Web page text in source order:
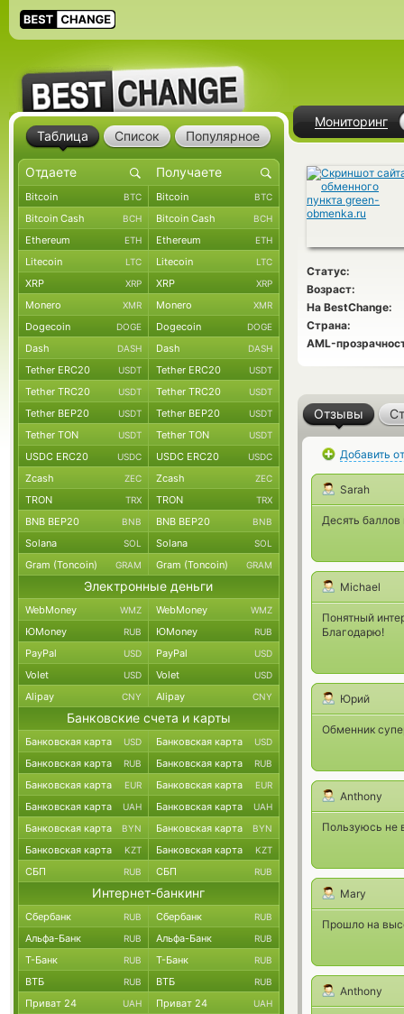
Мониторинг
Статус:
Возраст:
На BestChange:
Страна:
AML-
Отзывы
Добавить
Sarah
Десять баллов
Michael
Понятный
Благодарю!
Юрий
Обменник
Anthony
Пользуюсь не
Mary
Прошло на
Anthony
Таблица Список Популярное
Bitcoin BTC Bitcoin BTC
Bitcoin Cash BCH Bitcoin Cash BCH
Ethereum ETH Ethereum ETH
Litecoin LTC Litecoin LTC
XRP XRP XRP XRP
Monero XMR Monero XMR
Dogecoin DOGE Dogecoin DOGE
Dash DASH Dash DASH
Tether ERC20 USDT Tether ERC20 USDT
Tether TRC20 USDT Tether TRC20 USDT
Tether BEP20 USDT Tether BEP20 USDT
Tether TON USDT Tether TON USDT
USDC ERC20 USDC USDC ERC20 USDC
Zcash ZEC Zcash ZEC
TRON TRX TRON TRX
BNB BEP20 BNB BNB BEP20 BNB
Solana SOL Solana SOL
Gram (Toncoin) GRAM Gram (Toncoin) GRAM
Электронные деньги
WebMoney WMZ WebMoney WMZ
ЮMoney RUB ЮMoney RUB
PayPal USD PayPal USD
Volet USD Volet USD
Alipay CNY Alipay CNY
Банковские счета и карты
Банковская карта USD Банковская карта USD
Банковская карта RUB Банковская карта RUB
Банковская карта EUR Банковская карта EUR
Банковская карта UAH Банковская карта UAH
Банковская карта BYN Банковская карта BYN
Банковская карта KZT Банковская карта KZT
СБП RUB СБП RUB
Интернет-банкинг
Сбербанк RUB Сбербанк RUB
Альфа-Банк RUB Альфа-Банк RUB
Т-Банк RUB Т-Банк RUB
ВТБ RUB ВТБ RUB
Приват 24 UAH Приват 24 UAH